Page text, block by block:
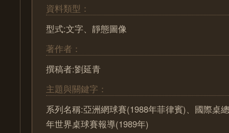
資料類型：
型式:文字、靜態圖像
著作者：
撰稿者:劉延青
主題與關鍵字：
系列名稱:亞洲網球賽(1988年菲律賓)、國際桌
年世界桌球賽報導(1989年)